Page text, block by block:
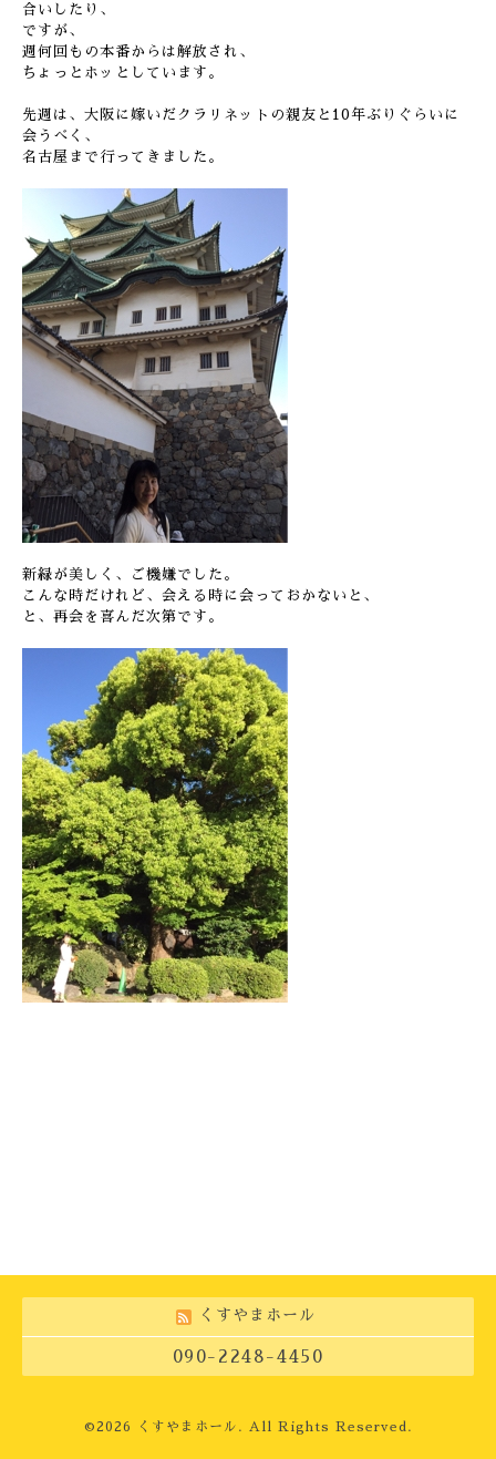
合いしたり、
ですが、
週何回もの本番からは解放され、
ちょっとホッとしています。
先週は、大阪に嫁いだクラリネットの親友と10年ぶりぐらいに
会うべく、
名古屋まで行ってきました。
新緑が美しく、ご機嫌でした。
こんな時だけれど、会える時に会っておかないと、
と、再会を喜んだ次第です。
くすやまホール
090-2248-4450
©2026 くすやまホール . All Rights Reserved.